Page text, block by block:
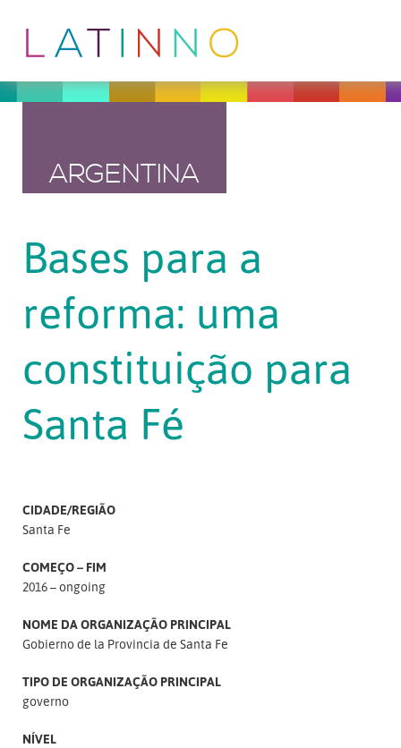
ARGENTINA
Bases para a
reforma: uma
constituição para
Santa Fé
CIDADE/REGIÃO
Santa Fe
COMEÇO – FIM
2016 – ongoing
NOME DA ORGANIZAÇÃO PRINCIPAL
Gobierno de la Provincia de Santa Fe
TIPO DE ORGANIZAÇÃO PRINCIPAL
governo
NÍVEL